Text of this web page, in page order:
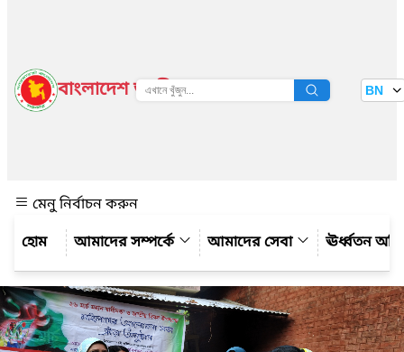
বাংলাদেশ জাতীয় তথ্য বাতায়ন BN
মেনু নির্বাচন করুন
আমাদের সম্পর্কে
আমাদের সেবা ঊর্ধ্বতন